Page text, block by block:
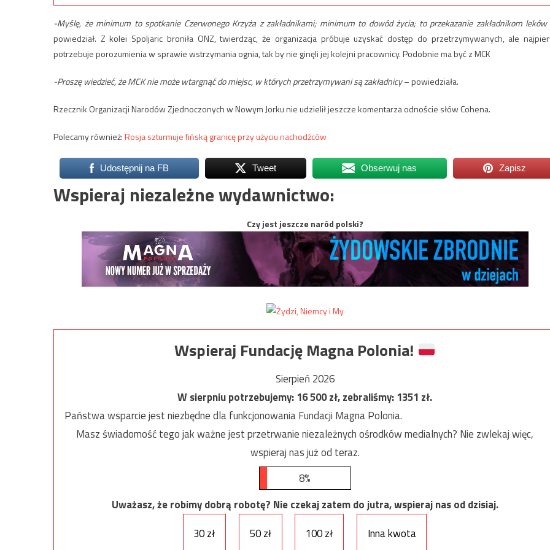
-Myślę, że minimum to spotkanie Czerwonego Krzyża z zakładnikami; minimum to dowód życia; to przekazanie zakładnikom leków
powiedział. Z kolei Spoljaric broniła ONZ, twierdząc, że organizacja próbuje uzyskać dostęp do przetrzymywanych, ale
potrzebuje porozumienia w sprawie wstrzymania ognia, tak by nie ginęli jej kolejni pracownicy. Podobnie ma być z MCK
-Proszę wiedzieć, że MCK nie może wtargnąć do miejsc, w których przetrzymywani są zakładnicy– powiedziała.
Rzecznik Organizacji Narodów Zjednoczonych w Nowym Jorku nie udzielił jeszcze komentarza odnoście słów Cohena.
Polecamy również:Rosja szturmuje fińską granicę przy użyciu nachodźców
Udostępnij na FB Tweet Obserwuj nas Zapisz
Wspieraj niezależne wydawnictwo:
Czy jest jeszcze naród polski?
Wspieraj Fundację Magna Polonia!
Sierpień 2026
W sierpniu potrzebujemy:16 500zł, zebraliśmy:1351 zł.
Państwa wsparcie jest niezbędne dla funkcjonowania Fundacji Magna Polonia.
Masz świadomość tego jak ważne jest przetrwanie niezależnych ośrodków medialnych? Nie zwlekaj więc,
wspieraj nas już od teraz.
8%
Uważasz, że robimy dobrą robotę? Nie czekaj zatem do jutra, wspieraj nas od dzisiaj.
30 zł
50 zł 100 zł Inna kwota